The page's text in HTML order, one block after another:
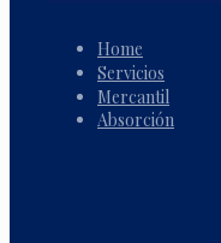
Home
Servicios
Mercantil
Absorción